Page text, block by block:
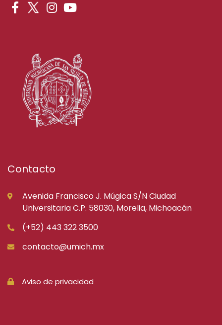
Contacto
Avenida Francisco J. Múgica S/N Ciudad
Universitaria C.P. 58030, Morelia, Michoacán
(+52) 443 322 3500
contacto@umich.mx
Aviso de privacidad